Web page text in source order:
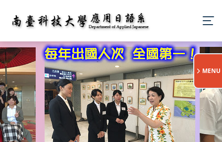
:::
MENU